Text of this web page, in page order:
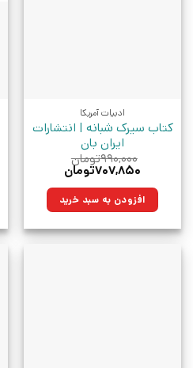
ادبیات آمریکا
کتاب سیرک شبانه | انتشارات
ایران بان
۹۹۰,۰۰۰تومان
قیمت
۹۹۰,۰۰۰تومان
بود.
۷۰۷,۸۵۰تومان
۷۰۷,۸۵۰تومان.افزودن به سبد خرید